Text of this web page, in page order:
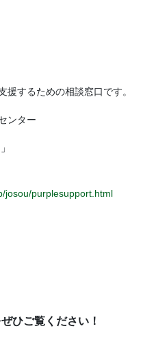
援するための相談窓口です。
ンター
josou/purplesupport.html
ひご覧ください！